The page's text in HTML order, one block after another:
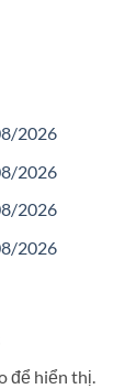
2026
2026
2026
2026
để hiển thị.